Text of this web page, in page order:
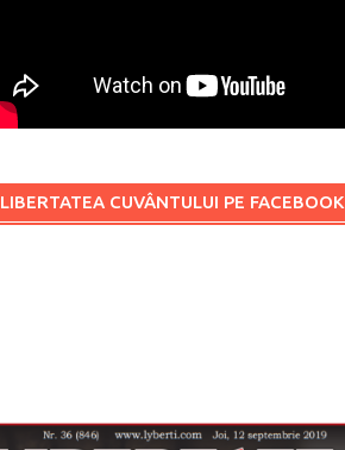
LIBERTATEA CUVÂNTULUI PE FACEBOOK